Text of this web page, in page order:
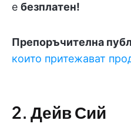
е безплатен!
Препоръчителна
които притежават
2. Дейв Сий